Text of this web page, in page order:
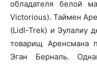
обладателя белой
Victorious). Таймен
(Lidl-Trek) и Эулалиу
товарищ Аренсмана
Эган Берналь.